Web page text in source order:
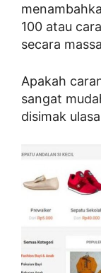
100 atau
secara
Apakah
sangat
disimak